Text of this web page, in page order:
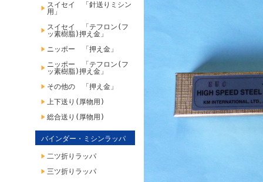
スイセイ 「針送りミシン
用」
スイセイ 「テフロン(フ
ッ素樹脂)押え金」
ニッポー 「押え金」
ニッポー 「テフロン(フ
ッ素樹脂)押え金」
その他の 「押え金」
上下送り(厚物用)
総合送り(厚物用)
バインダー・ミシンラッパ
二ツ折りラッパ
三ツ折りラッパ